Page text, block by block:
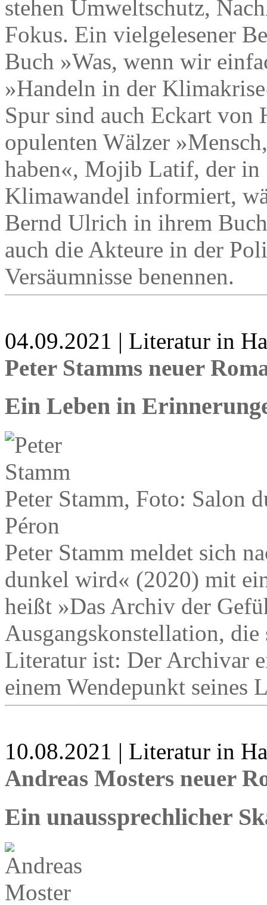
stehen Umweltschutz,
Fokus. Ein vielgelesener
Buch »Was, wenn wir
»Handeln in der
Spur sind auch Eckart von
opulenten Wälzer
haben«, Mojib Latif, der in
Klimawandel informiert,
Bernd Ulrich in ihrem
auch die Akteure in der
Versäumnisse benennen.
04.09.2021 | Literatur in
Peter Stamms neuer
Ein Leben in
Peter Stamm, Foto: Salon
Péron
Peter Stamm meldet sich
dunkel wird« (2020) mit
heißt »Das Archiv der
Ausgangskonstellation,
Literatur ist: Der Archivar
einem Wendepunkt seines
10.08.2021 | Literatur in
Andreas Mosters neuer
Ein unaussprechlicher